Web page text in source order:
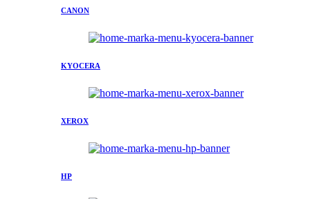
CANON
KYOCERA
XEROX
HP